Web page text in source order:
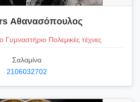
Αθανασόπουλος
Γυμναστήριο Πολεμικές τέχνες
Σαλαμίνα
2106032702